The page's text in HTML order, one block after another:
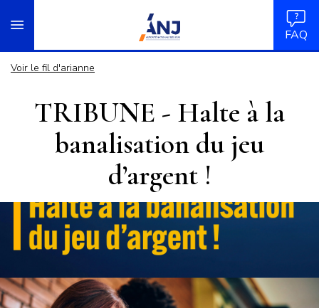
au
accueil
FAQ
Voir le fil d'arianne
TRIBUNE - Halte à la
banalisation du jeu
d’argent !